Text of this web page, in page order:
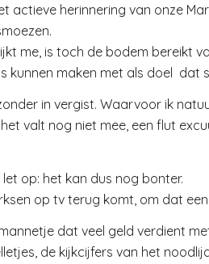
actieve herinnering van onze
me, is toch de bodem bereikt
kunnen maken met als doel dat
in vergist. Waarvoor ik
valt nog niet mee, een flut
op: het kan dus nog bonter.
op tv terug komt, om dat
dat veel geld verdient
de kijkcijfers van het